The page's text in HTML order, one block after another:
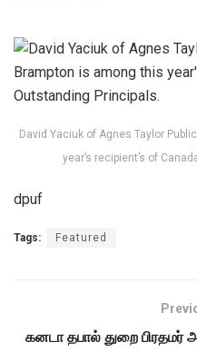
David Yaciuk of Agnes Taylor
year’s recipient’s of
dpuf
Tags: Featured
கனடா தபால் துறை பிரதமர்